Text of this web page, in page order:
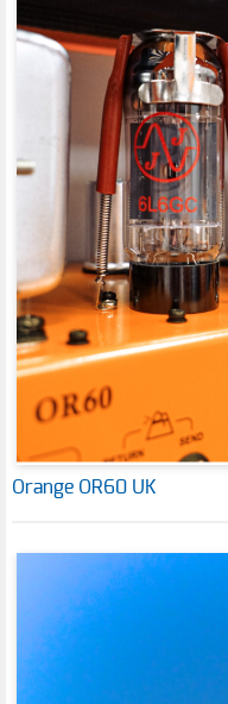
Orange OR60 UK